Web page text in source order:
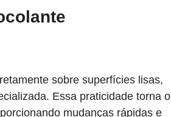
sobre superfícies lisas,
Essa praticidade torna o
mudanças rápidas e